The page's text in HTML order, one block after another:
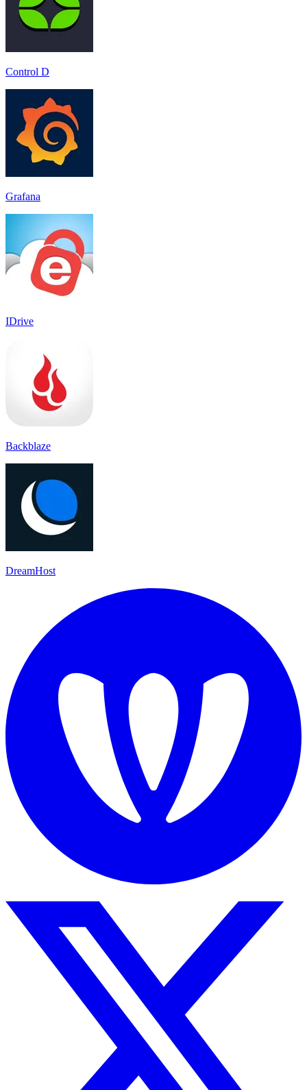
Control D
Grafana
IDrive
Backblaze
DreamHost